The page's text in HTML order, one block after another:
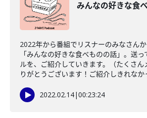
みんなの好きな食
2022年から番組でリスナーのみなさん
「みんなの好きな食べものの話」。送
ルを、ご紹介していきます。（たくさん
りがとうございます！ご紹介しきれなか
2022.02.14|00:23:24